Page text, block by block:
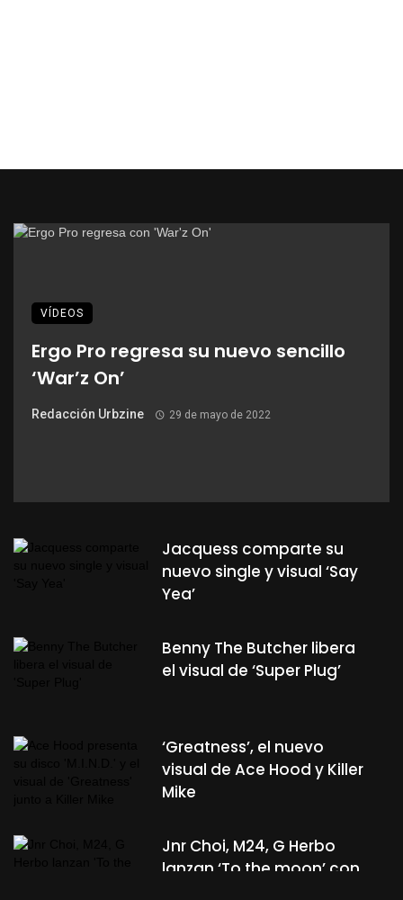
VÍDEOS
Ergo Pro regresa su nuevo sencillo
‘War’z On’
Redacción Urbzine 29 de mayo de 2022
Jacquess comparte su
nuevo single y visual ‘Say
Yea’
Benny The Butcher libera
el visual de ‘Super Plug’
‘Greatness’, el nuevo
visual de Ace Hood y Killer
Mike
Jnr Choi, M24, G Herbo
lanzan ‘To the moon’ con